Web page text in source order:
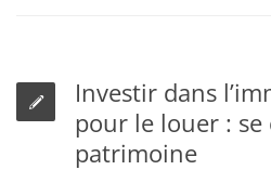
Investir dans
pour le louer : se
patrimoine